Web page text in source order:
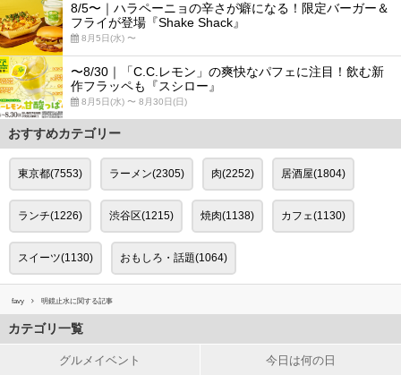
8/5〜｜ハラペーニョの辛さが癖になる！限定バーガー＆
フライが登場『Shake Shack』
8月5日(水) 〜
〜8/30｜「C.C.レモン」の爽快なパフェに注目！飲む新
作フラッペも『スシロー』
8月5日(水) 〜 8月30日(日)
おすすめカテゴリー
東京都(7553) ラーメン(2305) 肉(2252) 居酒屋(1804)
ランチ(1226) 渋谷区(1215) 焼肉(1138) カフェ(1130)
スイーツ(1130) おもしろ・話題(1064)
favy 明鏡止水に関する記事
カテゴリ一覧
グルメイベント 今日は何の日